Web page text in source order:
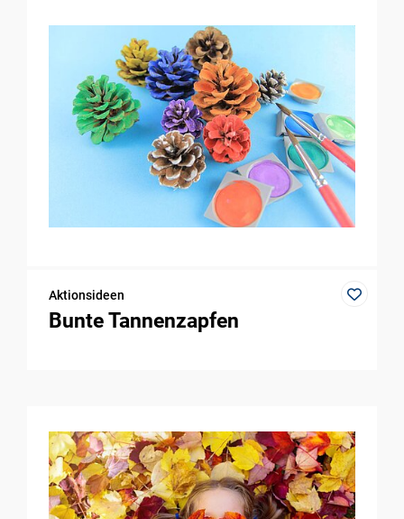
Aktionsideen
Bunte Tannenzapfen